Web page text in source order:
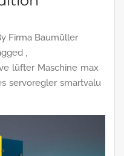
Firma Baumüller
,
lüfter Maschine max
servoregler smartvalu